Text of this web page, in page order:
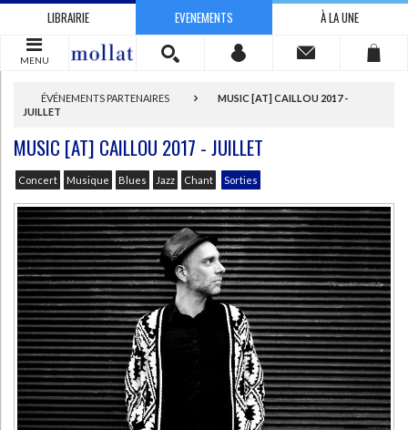
LIBRAIRIE EVENEMENTS À LA UNE
MENU
ÉVÉNEMENTS PARTENAIRES
MUSIC [AT] CAILLOU 2017 -
JUILLET
MUSIC [AT] CAILLOU 2017 - JUILLET
Concert Musique Blues Jazz Chant Sorties